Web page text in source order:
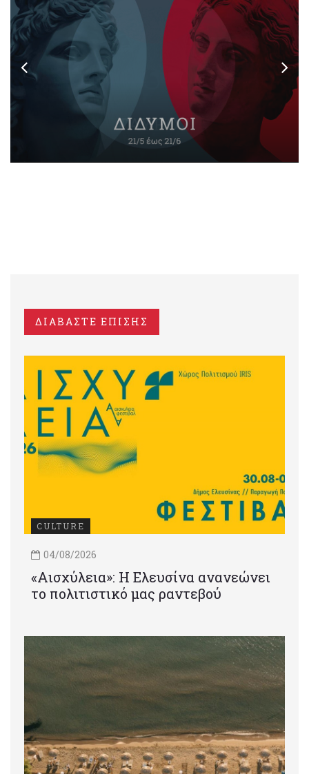
ΔΙΑΒΑΣΤΕ ΕΠΙΣΗΣ
CULTURE
04/08/2026
«Αισχύλεια»: Η Ελευσίνα ανανεώνει
το πολιτιστικό μας ραντεβού